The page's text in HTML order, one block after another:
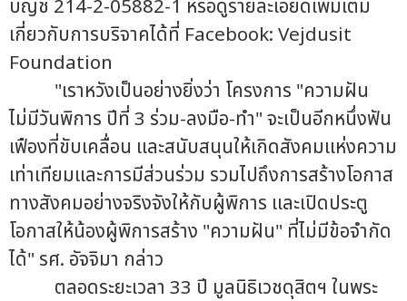
บัญชี 214-2-05882-1 หรือดูรายละเอียดเพิ่มเติม
เกี่ยวกับการบริจาคได้ที่ Facebook: Vejdusit
Foundation
"เราหวังเป็นอย่างยิ่งว่า โครงการ "ความฝัน
ไม่มีวันพิการ ปีที่ 3 ร่วม-ลงมือ-ทำ" จะเป็นอีกหนึ่งฟัน
เฟืองที่ขับเคลื่อน และสนับสนุนให้เกิดสังคมแห่งความ
เท่าเทียมและการมีส่วนร่วม รวมไปถึงการสร้างโอกาส
ทางสังคมอย่างจริงจังให้กับผู้พิการ และเปิดประตู
โอกาสให้น้องผู้พิการสร้าง "ความฝัน" ที่ไม่มีข้อจำกัด
ได้" รศ. อัจจิมา กล่าว
ตลอดระยะเวลา 33 ปี มูลนิธิเวชดุสิตฯ ในพระ